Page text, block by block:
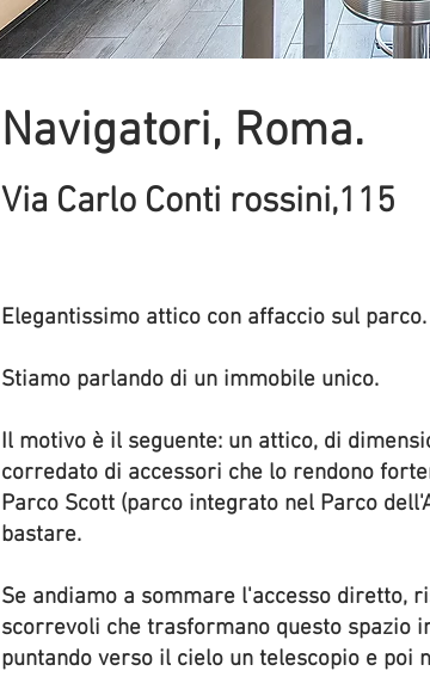
Navigatori, Roma.
Via Carlo Conti rossini,115
Elegantissimo attico con affaccio sul parco.
Stiamo parlando di un immobile unico.
Il motivo è il seguente: un attico, di
corredato di accessori che lo rendono
Parco Scott (parco integrato nel Parco
bastare.
Se andiamo a sommare l'accesso diretto,
scorrevoli che trasformano questo spazio
puntando verso il cielo un telescopio e